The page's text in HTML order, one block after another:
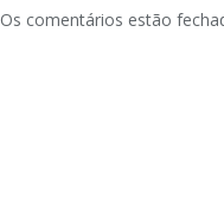
Os comentários estão